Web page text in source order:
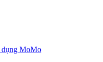
dụng MoMo